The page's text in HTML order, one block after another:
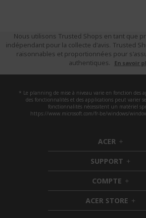
Nous utilisons Trusted Shops en tant que
indépendant pour la collecte d'avis. Trusted
raisonnables et proportionnées pour
authentiques.
En savoir
* Le planning de mise à niveau varie en fonction des
des fonctionnalités et des applications peut varier
fonctionnalités nécessitent un matériel
https://www.microsoft.com/fr-be/windows/
ACER h
i
d
d
e
n
SUPPORT h
i
d
d
e
n
COMPTE h
i
d
d
ACER STORE h
i